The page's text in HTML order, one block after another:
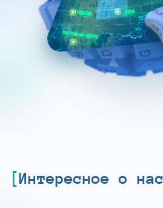
Интересное о нас